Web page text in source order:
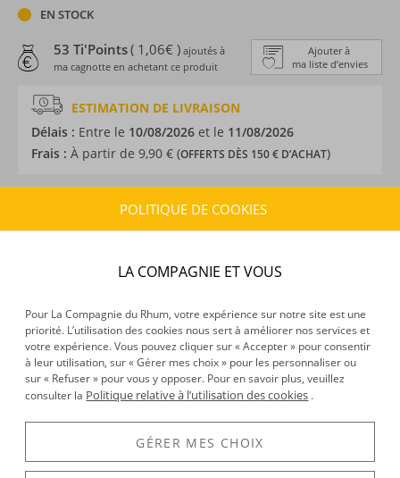
EN STOCK
Ajouter à
ma liste d’envies
53 Ti'Points( 1,06€ ) ajoutés à
ma cagnotte en achetant ce produit
ESTIMATION DE LIVRAISON
Délais : Entre le 10/08/2026 et le 11/08/2026
Frais : À partir de 9,90 € (OFFERTS DÈS 150 € D’ACHAT)
CARACTÉRISTIQUES DU PRODUIT
France
Environnement de vieillissement :
Volume :50CL
Degré :45°
Voir tous les produits : Distillerie de Paris
POLITIQUE DE COOKIES
LA COMPAGNIE ET VOUS
Pour La Compagnie du Rhum, votre expérience sur notre site est une
priorité. L’utilisation des cookies nous sert à améliorer nos services et
votre expérience. Vous pouvez cliquer sur « Accepter » pour consentir
à leur utilisation, sur « Gérer mes choix » pour les personnaliser ou
sur « Refuser » pour vous y opposer. Pour en savoir plus, veuillez
consulter la Politique relative à l’utilisation des cookies .
GÉRER MES CHOIX